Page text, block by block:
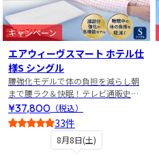
8月8日(土)
キャンペーン
エアウィーヴスマート ホテル仕
様S シングル
腰強化モデルで体の負担を減らし朝
まで腰ラク＆快眠！テレビ通販史上
最安値！
¥37,800 （税込）
33件